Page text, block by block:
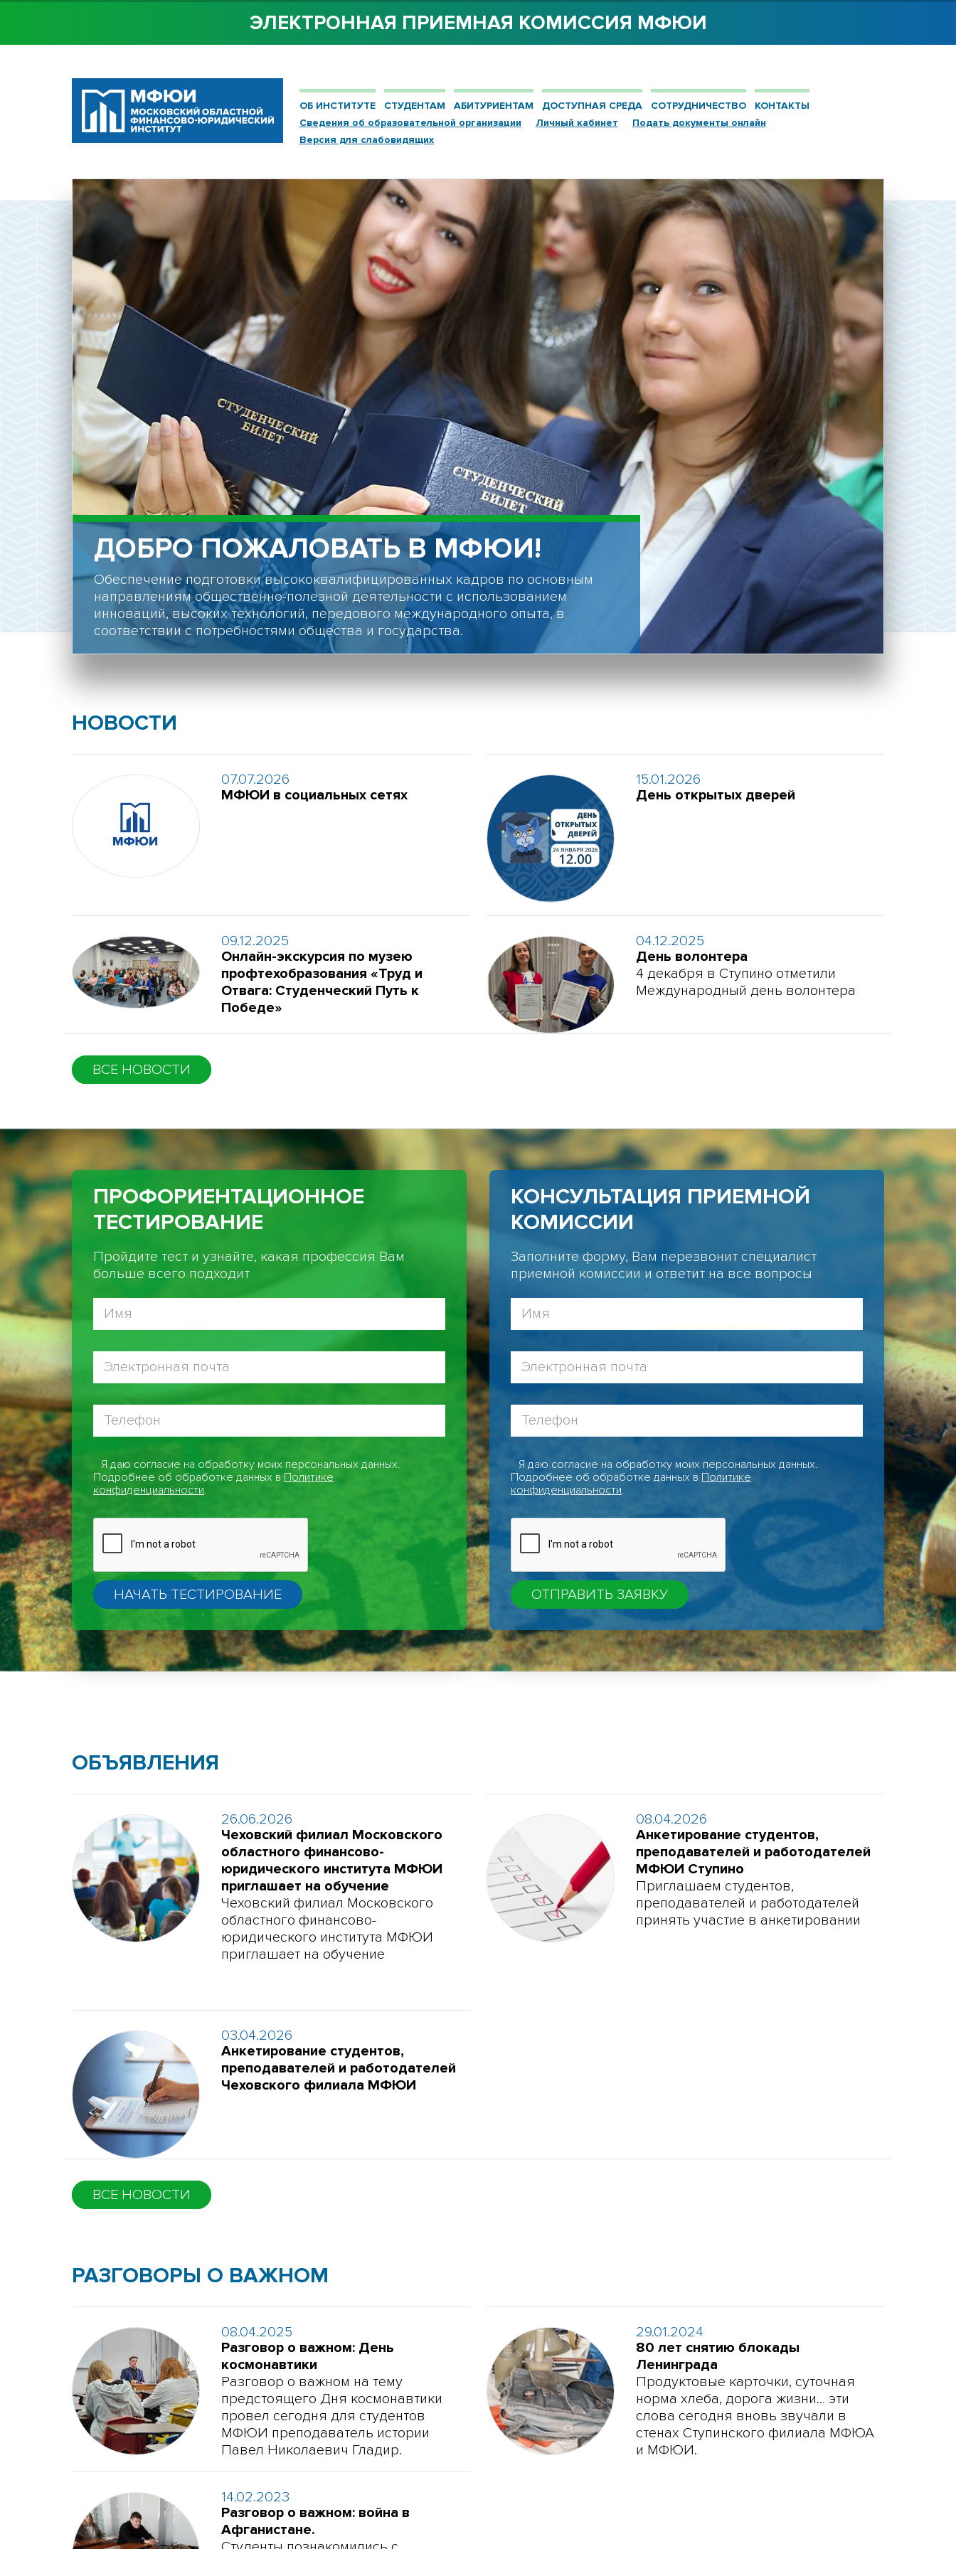
ЭЛЕКТРОННАЯ ПРИЕМНАЯ КОМИССИЯ МФЮИ
ОБ ИНСТИТУТЕ СТУДЕНТАМ АБИТУРИЕНТАМ ДОСТУПНАЯ СРЕДА СОТРУДНИЧЕСТВО
КОНТАКТЫ
Сведения об образовательной организации
Личный кабинет
Подать документы онлайн
Версия для слабовидящих
ДОБРО ПОЖАЛОВАТЬ В МФЮИ!
Обеспечение подготовки высококвалифицированных кадров по основным
направлениям общественно-полезной деятельности с использованием
инноваций, высоких технологий, передового международного опыта, в
соответствии с потребностями общества и государства.
НОВОСТИ
07.07.2026
МФЮИ в социальных сетях
15.01.2026
День открытых дверей
09.12.2025
Онлайн-экскурсия по музею
профтехобразования «Труд и
Отвага: Студенческий Путь к
Победе»
04.12.2025
День волонтера
4 декабря в Ступино отметили
Международный день волонтера
ВСЕ НОВОСТИ
ПРОФОРИЕНТАЦИОННОЕ
ТЕСТИРОВАНИЕ
Пройдите тест и узнайте, какая профессия Вам
больше всего подходит
Я даю согласие на обработку моих персональных данных.
Подробнее об обработке данных в Политике
конфиденциальности.
КОНСУЛЬТАЦИЯ ПРИЕМНОЙ
КОМИССИИ
Заполните форму, Вам перезвонит специалист
приемной комиссии и ответит на все вопросы
Я даю согласие на обработку моих персональных данных.
Подробнее об обработке данных в Политике
конфиденциальности.
ОБЪЯВЛЕНИЯ
26.06.2026
Чеховский филиал Московского
областного финансово-
юридического института МФЮИ
приглашает на обучение
Чеховский филиал Московского
областного финансово-
юридического института МФЮИ
приглашает на обучение
08.04.2026
Анкетирование студентов,
преподавателей и работодателей
МФЮИ Ступино
Приглашаем студентов,
преподавателей и работодателей
принять участие в анкетировании
03.04.2026
Анкетирование студентов,
преподавателей и работодателей
Чеховского филиала МФЮИ
ВСЕ НОВОСТИ
РАЗГОВОРЫ О ВАЖНОМ
08.04.2025
Разговор о важном: День
космонавтики
Разговор о важном на тему
предстоящего Дня космонавтики
провел сегодня для студентов
МФЮИ преподаватель истории
Павел Николаевич Гладир.
29.01.2024
80 лет снятию блокады
Ленинграда
Продуктовые карточки, суточная
норма хлеба, дорога жизни… эти
слова сегодня вновь звучали в
стенах Ступинского филиала МФЮА
и МФЮИ.
14.02.2023
Разговор о важном: война в
Афганистане.